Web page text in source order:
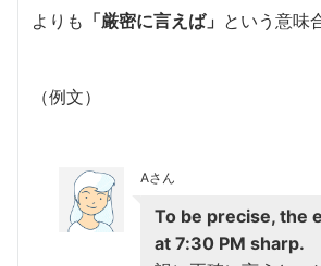
よりも 「厳密に言えば」 という意味
（例文）
Aさん
To be precise, the
at 7:30 PM sharp.